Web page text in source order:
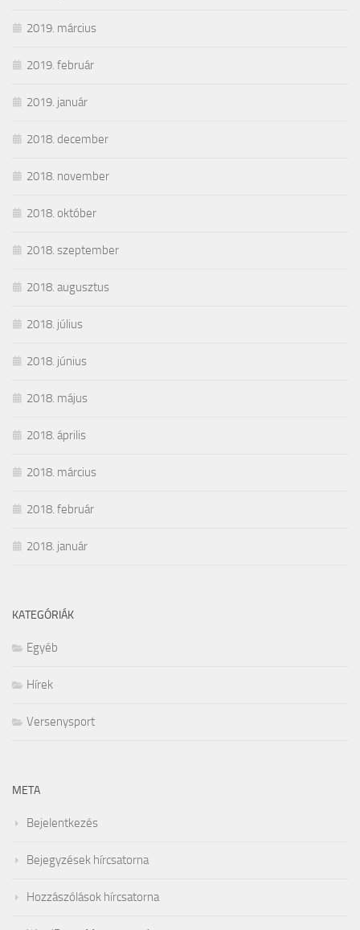
2019. március
2019. február
2019. január
2018. december
2018. november
2018. október
2018. szeptember
2018. augusztus
2018. július
2018. június
2018. május
2018. április
2018. március
2018. február
2018. január
KATEGÓRIÁK
Egyéb
Hírek
Versenysport
META
Bejelentkezés
Bejegyzések hírcsatorna
Hozzászólások hírcsatorna